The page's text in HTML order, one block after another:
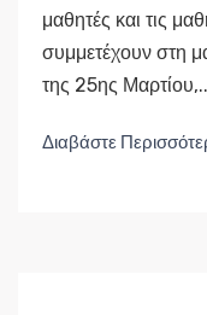
μαθητές και τις
συμμετέχουν στη
της 25ης
Διαβάστε